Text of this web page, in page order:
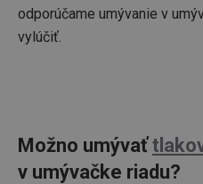
odporúčame umývanie v
vylúčiť.
Možno umývať
v umývačke riadu?